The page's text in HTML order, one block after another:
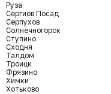
Руза
Сергиев Посад
Серпухов
Солнечногорск
Ступино
Сходня
Талдом
Троицк
Фрязино
Химки
Хотьково